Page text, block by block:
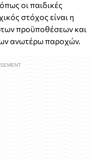
οι παιδικές
στόχος είναι η
προϋποθέσεων και
ανωτέρω παροχών.